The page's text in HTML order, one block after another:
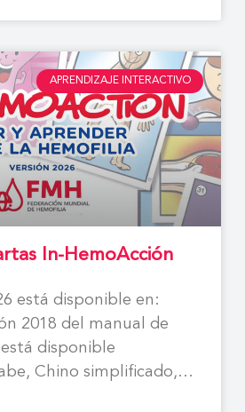
APRENDIZAJE INTERACTIVO
In-HemoAcción
está disponible en:
2018 del manual de
disponible
Chino simplificado,